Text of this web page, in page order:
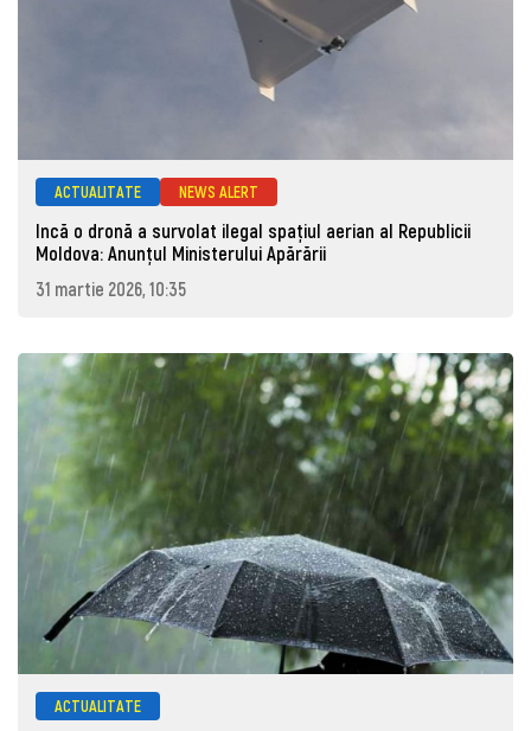
ACTUALITATE NEWS ALERT
Incă o dronă a survolat ilegal spațiul aerian al Republicii
Moldova: Anunţul Ministerului Apărării
31 martie 2026, 10:35
ACTUALITATE